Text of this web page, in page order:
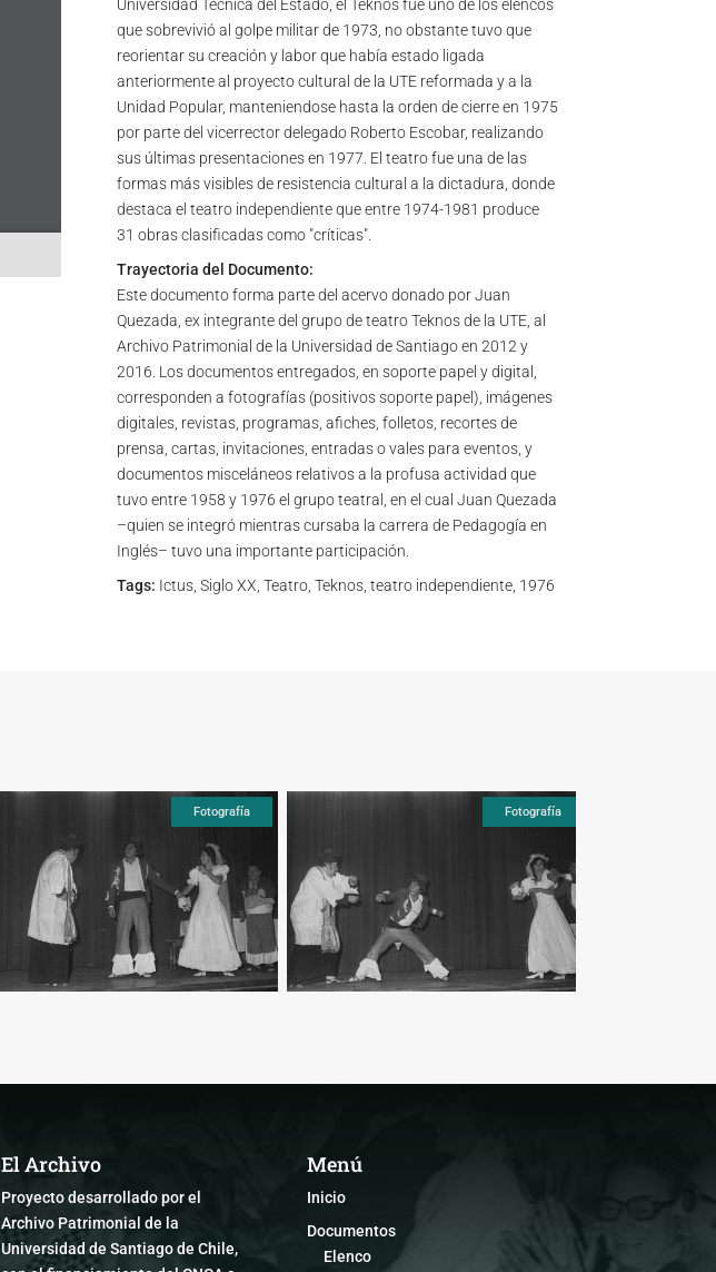
Universidad Técnica del Estado, el Teknos fue uno de los elencos
que sobrevivió al golpe militar de 1973, no obstante tuvo que
reorientar su creación y labor que había estado ligada
anteriormente al proyecto cultural de la UTE reformada y a la
Unidad Popular, manteniendose hasta la orden de cierre en 1975
por parte del vicerrector delegado Roberto Escobar, realizando
sus últimas presentaciones en 1977. El teatro fue una de las
formas más visibles de resistencia cultural a la dictadura, donde
destaca el teatro independiente que entre 1974-1981 produce
31 obras clasificadas como "críticas".
Trayectoria del Documento:
Este documento forma parte del acervo donado por Juan
Quezada, ex integrante del grupo de teatro Teknos de la UTE, al
Archivo Patrimonial de la Universidad de Santiago en 2012 y
2016. Los documentos entregados, en soporte papel y digital,
corresponden a fotografías (positivos soporte papel), imágenes
digitales, revistas, programas, afiches, folletos, recortes de
prensa, cartas, invitaciones, entradas o vales para eventos, y
documentos misceláneos relativos a la profusa actividad que
tuvo entre 1958 y 1976 el grupo teatral, en el cual Juan Quezada
–quien se integró mientras cursaba la carrera de Pedagogía en
Inglés– tuvo una importante participación.
Tags: Ictus, Siglo XX, Teatro, Teknos, teatro independiente, 1976
Fotografía Fotografía
El Archivo
Proyecto desarrollado por el
Archivo Patrimonial de la
Universidad de Santiago de Chile,
Menú
Inicio
Documentos
Elenco